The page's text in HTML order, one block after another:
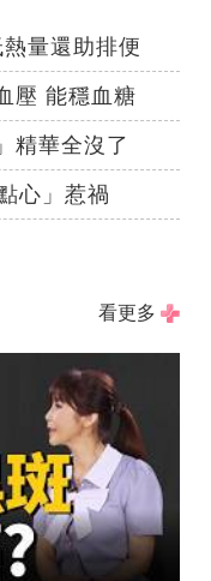
量還助排便
壓 能穩血糖
精華全沒了
心」惹禍
看更多